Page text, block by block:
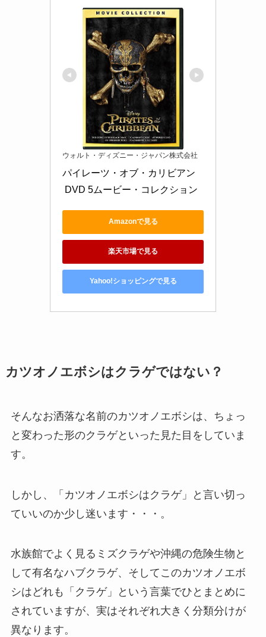
ウォルト・ディズニー・ジャパン株式会社
パイレーツ・オブ・カリビアン
DVD 5ムービー・コレクション
Amazonで見る
楽天市場で見る
Yahoo!ショッピングで見る
カツオノエボシはクラゲではない？
そんなお洒落な名前のカツオノエボシは、ちょっ
と変わった形のクラゲといった見た目をしていま
す。
しかし、「カツオノエボシはクラゲ」と言い切っ
ていいのか少し迷います・・・。
水族館でよく見るミズクラゲや沖縄の危険生物と
して有名なハブクラゲ、そしてこのカツオノエボ
シはどれも「クラゲ」という言葉でひとまとめに
されていますが、実はそれぞれ大きく分類分けが
異なります。